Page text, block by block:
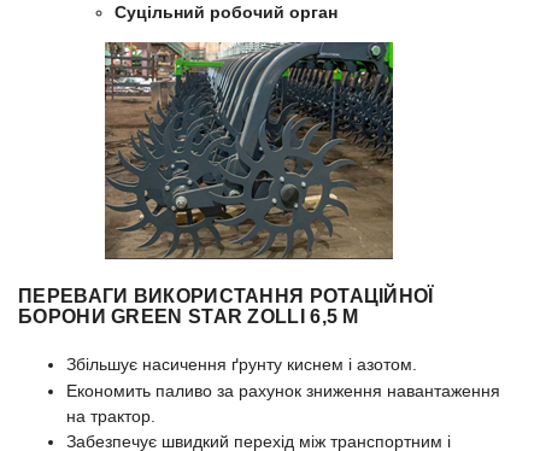
Суцільний робочий орган
ПЕРЕВАГИ ВИКОРИСТАННЯ РОТАЦІЙНОЇ
БОРОНИ GREEN STAR ZOLLI 6,5 М
Збільшує насичення ґрунту киснем і азотом.
Економить паливо за рахунок зниження навантаження
на трактор.
Забезпечує швидкий перехід між транспортним і